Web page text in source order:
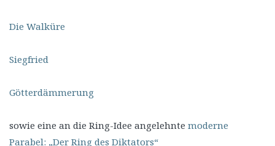
Die Walküre
Siegfried
Götterdämmerung
sowie eine an die Ring-Idee angelehnte moderne
Parabel: „Der Ring des Diktators“